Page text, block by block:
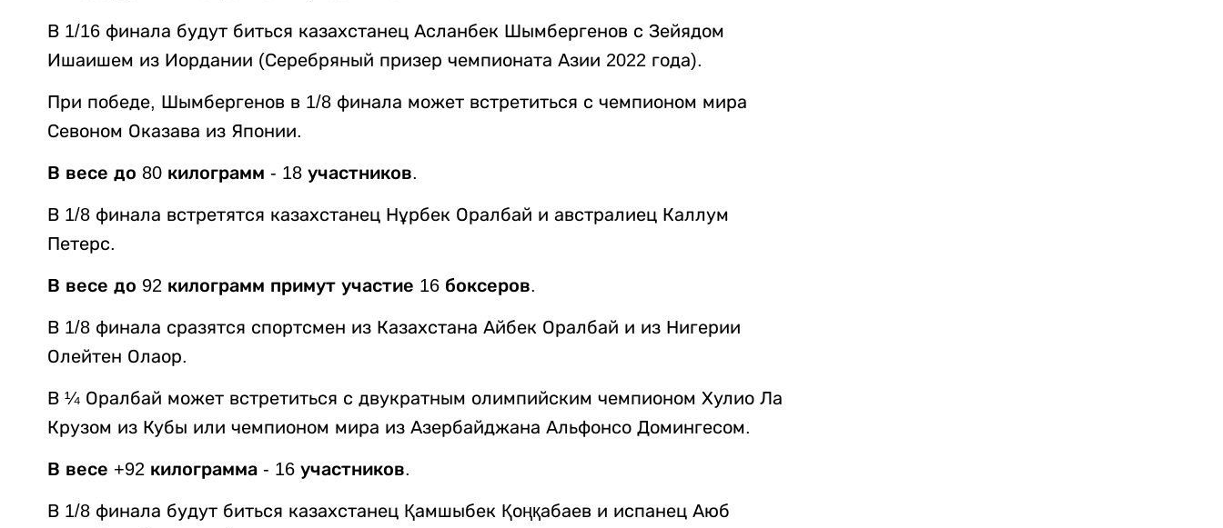
В 1/16 финала будут биться казахстанец Асланбек Шымбергенов с Зейядом
Ишаишем из Иордании (Серебряный призер чемпионата Азии 2022 года).
При победе, Шымбергенов в 1/8 финала может встретиться с чемпионом мира
Севоном Оказава из Японии.
В весе до 80 килограмм - 18 участников.
В 1/8 финала встретятся казахстанец Нұрбек Оралбай и австралиец Каллум
Петерс.
В весе до 92 килограмм примут участие 16 боксеров.
В 1/8 финала сразятся спортсмен из Казахстана Айбек Оралбай и из Нигерии
Олейтен Олаор.
В ¼ Оралбай может встретиться с двукратным олимпийским чемпионом Хулио Ла
Крузом из Кубы или чемпионом мира из Азербайджана Альфонсо Домингесом.
В весе +92 килограмма - 16 участников.
В 1/8 финала будут биться казахстанец Қамшыбек Қоңқабаев и испанец Аюб